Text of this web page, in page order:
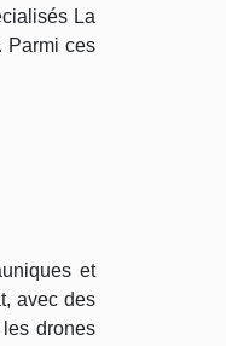
La
Parmi ces
et
avec des
drones